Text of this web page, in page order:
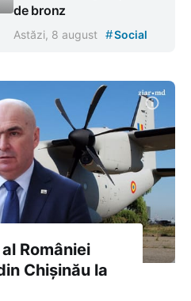
de bronz
Astăzi, 8 august #Social
României
Chișinău la